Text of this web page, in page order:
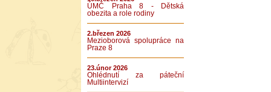
ÚMČ Praha 8 - Dětská
obezita a role rodiny
2.březen 2026
Mezioborová spolupráce na
Praze 8
23.únor 2026
Ohlédnutí za páteční
Multiintervizí